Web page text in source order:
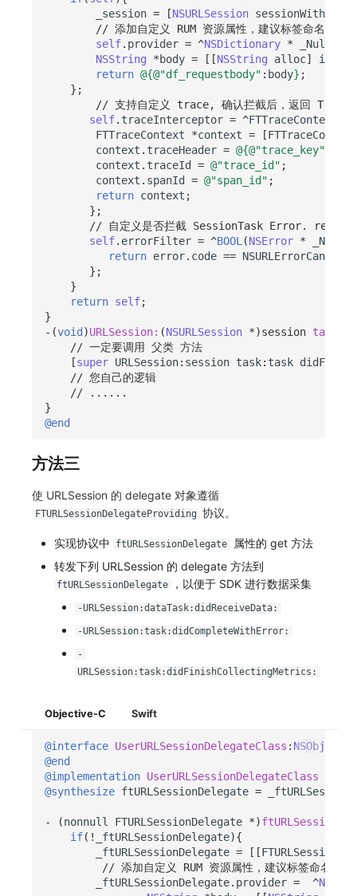
_session = [NSURLSession
// 添加自定义 RUM 资源属性，建议标签命名添
self. provider = ^NSDictionary *
_Nullable
NSString
*body = [[NSString alloc]
return @{@"df_requestbody" : body} ;
};
// 支持自定义 trace, 确认拦截后，返回
self. traceInterceptor = ^FTTraceContext
FTTraceContext
*context = [FTTraceContext
context . traceHeader = @{@"trace_key"
context . traceId = @"trace_id" ;
context . spanId = @"span_id" ;
return context ;
};
// 自定义是否拦截 SessionTask Error. return
self. errorFilter = ^BOOL (NSError *
return error. code ==
};
}
return self;
}
-(void)URLSession: (NSURLSession *)session task:
// 一定要调用 父类 方法
[super URLSession: session task: task
// 您自己的逻辑
// ......
}
@end
方法三
使 URLSession 的 delegate 对象遵循
FTURLSessionDelegateProviding 协议。
实现协议中 ftURLSessionDelegate
属性的 get 方法
转发下列 URLSession 的 delegate 方法到
ftURLSessionDelegate ，以便于 SDK 进行数据采集
-URLSession:dataTask:didReceiveData:
-URLSession:task:didCompleteWithError:
-
URLSession:task:didFinishCollectingMetrics:
Objective-C Swift
@interface UserURLSessionDelegateClass : NSObject
@end
@implementation UserURLSessionDelegateClass
@synthesize ftURLSessionDelegate =
- (nonnull FTURLSessionDelegate *)
if( ! _ftURLSessionDelegate){
_ftURLSessionDelegate = [[
// 添加自定义 RUM 资源属性，建议标签命名添
_ftURLSessionDelegate. provider = ^